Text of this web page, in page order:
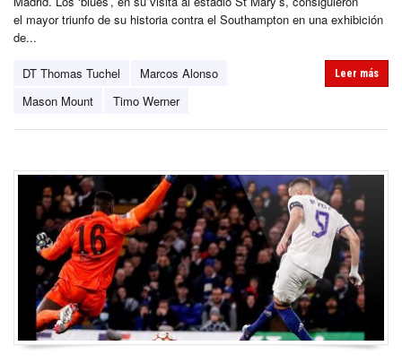
el mayor triunfo de su historia contra el Southampton en una exhibición
de...
DT Thomas Tuchel
Marcos Alonso
Mason Mount
Timo Werner
Leer más